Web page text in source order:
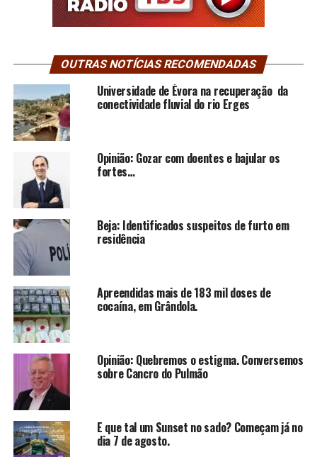
OUTRAS NOTÍCIAS RECOMENDADAS
Universidade de Évora na recuperação da
conectividade fluvial do rio Erges
Opinião: Gozar com doentes e bajular os
fortes…
Beja: Identificados suspeitos de furto em
residência
Apreendidas mais de 183 mil doses de
cocaína, em Grândola.
Opinião: Quebremos o estigma. Conversemos
sobre Cancro do Pulmão
E que tal um Sunset no sado? Começam já no
dia 7 de agosto.